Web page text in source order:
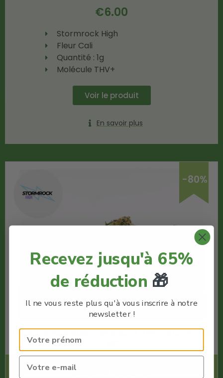
€6.00
Stormrock High
Fleur Cali
Quantité : 1g
Molécule THV+
Voir le produit
En savoir plus
-80%
Fleur Tropical Kush CBX Indoor 29% – Stormrock
Code Promo -80% :
LACREMEDUCBD
Recevez jusqu'à 65%
de réduction 🎁
Il ne vous reste plus qu'à vous inscrire à notre
newsletter !